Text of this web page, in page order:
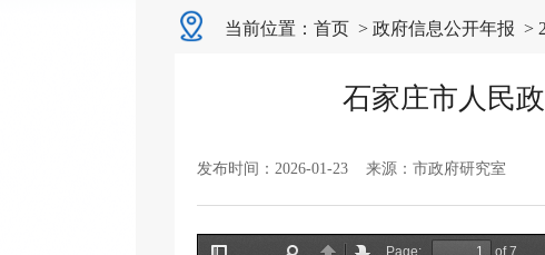
当前位置： 首页 > 政府信息公开年报 >
石家庄市人民
发布时间：2026-01-23 来源：市政府研究室